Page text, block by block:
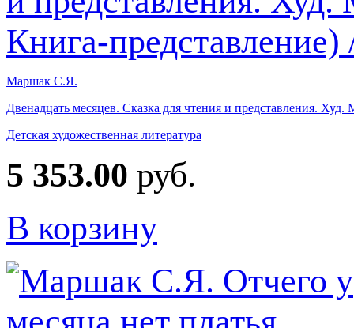
Маршак С.Я.
Двенадцать месяцев. Сказка для чтения и представления.
Детская художественная литература
5 353.00 руб.
В корзину